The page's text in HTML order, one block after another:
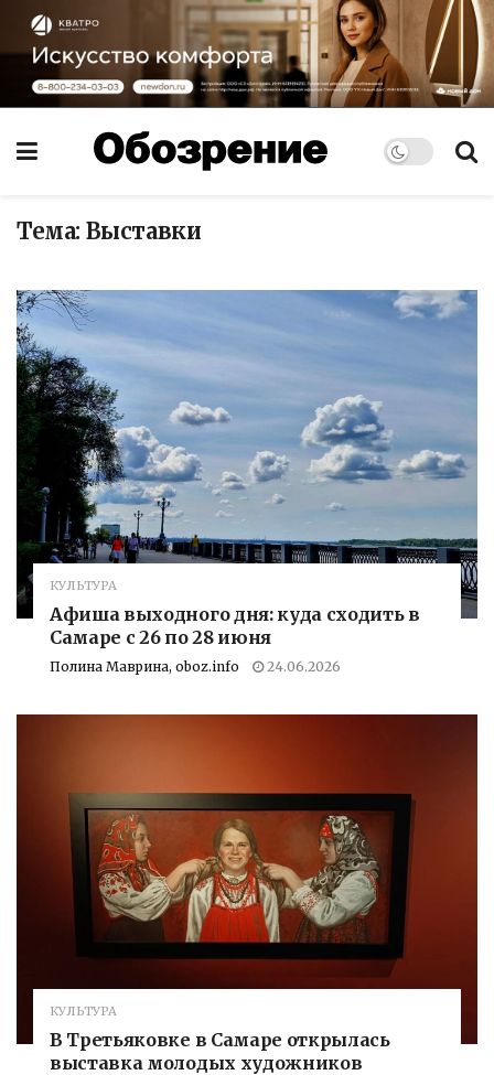
Тема: Выставки
КУЛЬТУРА
Афиша выходного дня: куда сходить в
Самаре с 26 по 28 июня
Полина Маврина, oboz.info 24.06.2026
КУЛЬТУРА
В Третьяковке в Самаре открылась
выставка молодых художников